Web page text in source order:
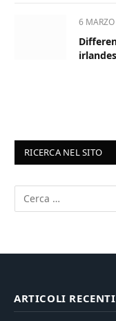
6
RICERCA NEL SITO
ARTICOLI RECENTI